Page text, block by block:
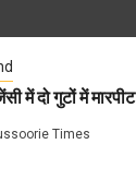
में दो गुटों में मारपीट
Times